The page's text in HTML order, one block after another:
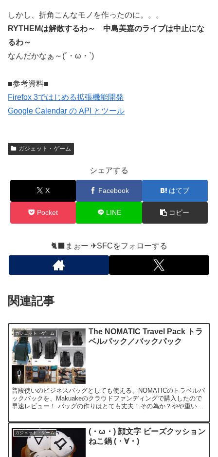
しかし、折角こんなモノを作ったのに。。。
RYTHEMは解散するわ～ 中島美嘉のライブは中止にな
るわ～
なんだかなぁ～(´・ω・`)
■参考資料■
Firefox 3ではじめる拡張機能開発
Google Calendar の API とツール
ガジェット・ゲーム
シェアする
X Facebook はてブ
Pocket LINE コピー
🐈‍⬛まぉー ✈︎SFCをフォローする
関連記事
ガジェット・ゲーム
The NOMATIC Travel Pack トラ
ベルパック／バックパック
普段使いのビジネスバッグとしても使える、NOMATICのトラベルバ
ックパックを、Makuakeのクラウドファンディングで購入したので
早速レビュー！ バッグの作りはとても丈夫！その為か？やや重いの
ガジェット・ゲーム
(・ω・) 顔文字 ビーズクッション
ねこ鍋 (・∀・)